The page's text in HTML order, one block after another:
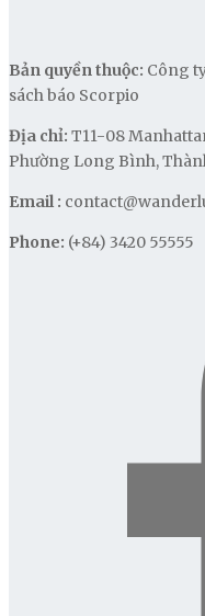
Bản quyền thuộc: Công
sách báo Scorpio
Địa chỉ: T11-08
Phường Long Bình,
Email :
Phone: (+84) 3420 55555